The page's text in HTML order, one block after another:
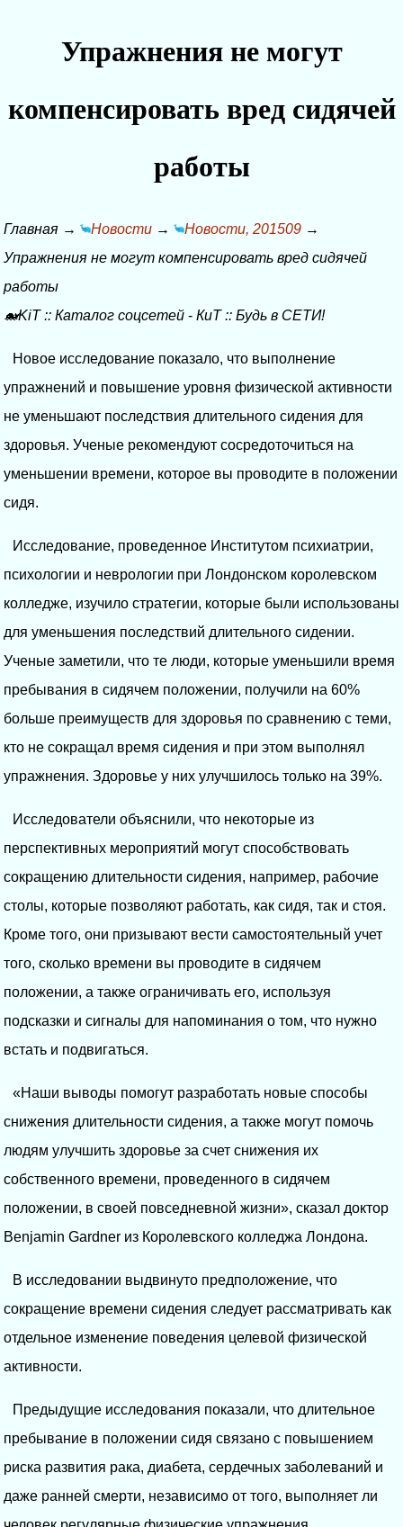
Упражнения не могут
компенсировать вред сидячей
работы
Главная → Новости → Новости, 201509 →
Упражнения не могут компенсировать вред сидячей
работы
🐋KiT:: Каталог соцсетей - КиТ:: Будь в СЕТИ!
Новое исследование показало, что выполнение
упражнений и повышение уровня физической активности
не уменьшают последствия длительного сидения для
здоровья. Ученые рекомендуют сосредоточиться на
уменьшении времени, которое вы проводите в положении
сидя.
Исследование, проведенное Институтом психиатрии,
психологии и неврологии при Лондонском королевском
колледже, изучило стратегии, которые были использованы
для уменьшения последствий длительного сидении.
Ученые заметили, что те люди, которые уменьшили время
пребывания в сидячем положении, получили на 60%
больше преимуществ для здоровья по сравнению с теми,
кто не сокращал время сидения и при этом выполнял
упражнения. Здоровье у них улучшилось только на 39%.
Исследователи объяснили, что некоторые из
перспективных мероприятий могут способствовать
сокращению длительности сидения, например, рабочие
столы, которые позволяют работать, как сидя, так и стоя.
Кроме того, они призывают вести самостоятельный учет
того, сколько времени вы проводите в сидячем
положении, а также ограничивать его, используя
подсказки и сигналы для напоминания о том, что нужно
встать и подвигаться.
«Наши выводы помогут разработать новые способы
снижения длительности сидения, а также могут помочь
людям улучшить здоровье за счет снижения их
собственного времени, проведенного в сидячем
положении, в своей повседневной жизни», сказал доктор
Benjamin Gardner из Королевского колледжа Лондона.
В исследовании выдвинуто предположение, что
сокращение времени сидения следует рассматривать как
отдельное изменение поведения целевой физической
активности.
Предыдущие исследования показали, что длительное
пребывание в положении сидя связано с повышением
риска развития рака, диабета, сердечных заболеваний и
даже ранней смерти, независимо от того, выполняет ли